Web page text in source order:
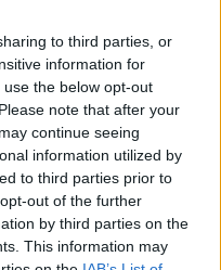
to third parties, or
information for
the below opt-out
note that after your
continue seeing
information utilized by
to third parties prior to
out of the further
by third parties on the
This information may
17